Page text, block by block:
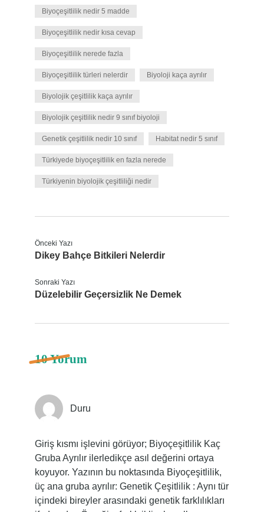
Biyoçeşitlilik nedir 5 madde
Biyoçeşitlilik nedir kısa cevap
Biyoçeşitlilik nerede fazla
Biyoçeşitlilik türleri nelerdir Biyoloji kaça ayrılır
Biyolojik çeşitlilik kaça ayrılır
Biyolojik çeşitlilik nedir 9 sınıf biyoloji
Genetik çeşitlilik nedir 10 sınıf Habitat nedir 5 sınıf
Türkiyede biyoçeşitlilik en fazla nerede
Türkiyenin biyolojik çeşitliliği nedir
Önceki Yazı
Dikey Bahçe Bitkileri Nelerdir
Sonraki Yazı
Düzelebilir Geçersizlik Ne Demek
10 Yorum
Duru
Giriş kısmı işlevini görüyor; Biyoçeşitlilik Kaç
Gruba Ayrılır ilerledikçe asıl değerini ortaya
koyuyor. Yazının bu noktasında Biyoçeşitlilik,
üç ana gruba ayrılır: Genetik Çeşitlilik : Aynı tür
içindeki bireyler arasındaki genetik farklılıkları